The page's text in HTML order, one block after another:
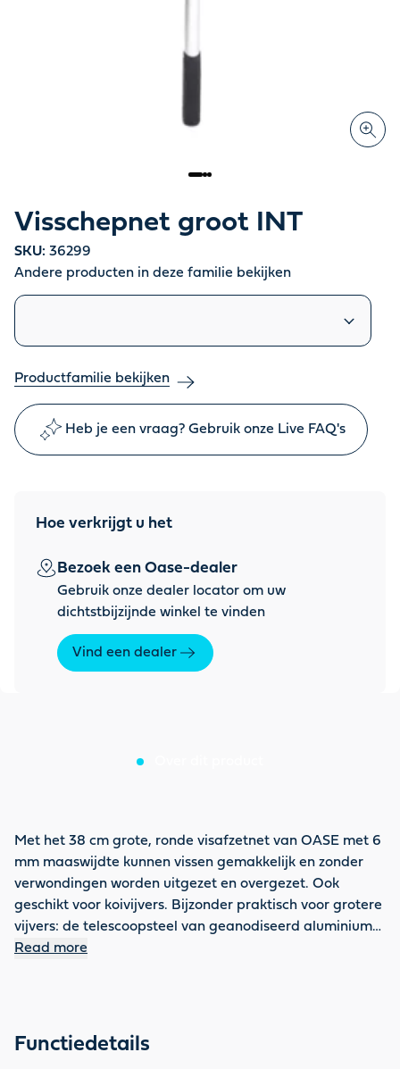
Visschepnet groot INT
SKU: 36299
Andere producten in deze familie bekijken
Vergelijkbare producten
Productfamilie bekijken
Heb je een vraag? Gebruik onze Live FAQ's
Hoe verkrijgt u het
Bezoek een Oase-dealer
Gebruik onze dealer locator om uw
dichtstbijzijnde winkel te vinden
Vind een dealer
Met het 38 cm grote, ronde visafzetnet van OASE met 6
mm maaswijdte kunnen vissen gemakkelijk en zonder
verwondingen worden uitgezet en overgezet. Ook
geschikt voor koivijvers. Bijzonder praktisch voor grotere
vijvers: de telescoopsteel van geanodiseerd aluminium
kan van 113 cm tot 180 cm worden uitgeschoven.
Read more
Functiedetails